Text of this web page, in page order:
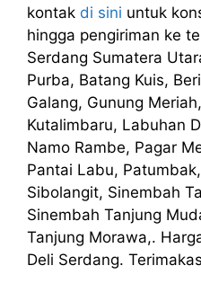
kontak di sini untuk
hingga pengiriman ke
Serdang Sumatera
Purba, Batang Kuis,
Galang, Gunung
Kutalimbaru, Labuhan
Namo Rambe, Pagar
Pantai Labu,
Sibolangit, Sinembah
Sinembah Tanjung
Tanjung Morawa,.
Deli Serdang.